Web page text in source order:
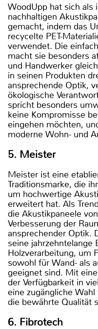
WoodUpp hat sich als
nachhaltigen
gemacht, indem das
recycelte PET-
verwendet. Die
macht sie besonders
und Handwerker
in seinen Produkten
ansprechende Optik,
ökologische
spricht besonders
keine Kompromisse
eingehen möchten,
moderne Wohn- und
5. Meister
Meister ist eine
Traditionsmarke, die
um hochwertige
erweitert hat. Als
die Akustikpaneele
Verbesserung der
ansprechender Optik.
seine jahrzehntelange
Holzverarbeitung, um
sowohl für Wand- als
geeignet sind. Mit
der Verfügbarkeit in
eine zugängliche
die bewährte Qualität
6. Fibrotech